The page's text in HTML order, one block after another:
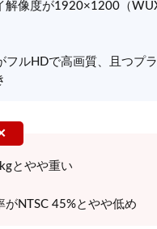
解像度が1920×1200（
フルHDで高画質、且つプ
とやや重い
がNTSC 45%とやや低め